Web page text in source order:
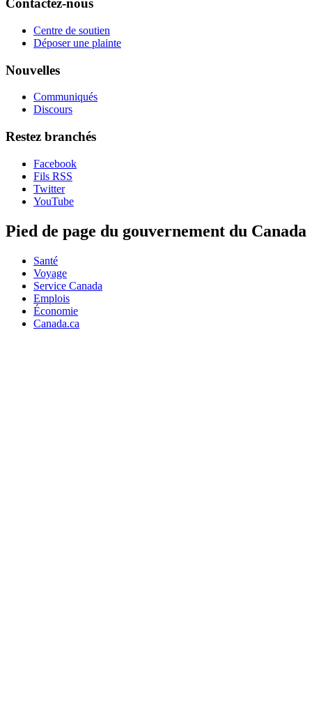
Contactez-nous
Centre de soutien
Déposer une plainte
Nouvelles
Communiqués
Discours
Restez branchés
Facebook
Fils RSS
Twitter
YouTube
Pied de page du gouvernement du Canada
Santé
Voyage
Service Canada
Emplois
Économie
Canada.ca